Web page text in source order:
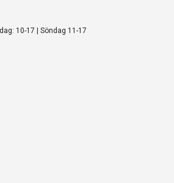
10-17 | Söndag 11-17